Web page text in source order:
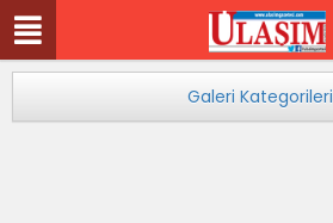
Galeri Kategorileri